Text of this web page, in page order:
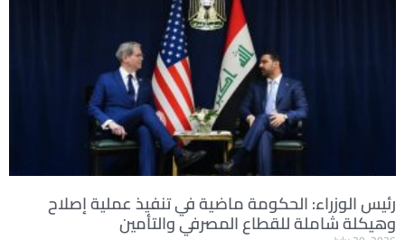
رئيس الوزراء: الحكومة ماضية في تنفيذ عملية إصلاح
وهيكلة شاملة للقطاع المصرفي والتأمين